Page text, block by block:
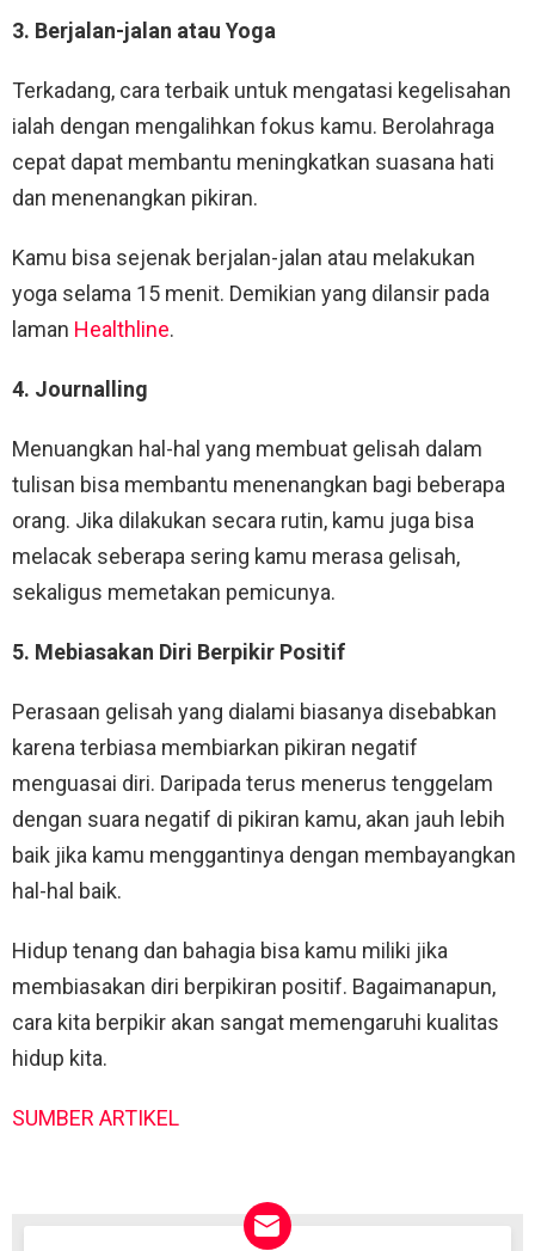
3. Berjalan-jalan atau Yoga
Terkadang, cara terbaik untuk mengatasi kegelisahan
ialah dengan mengalihkan fokus kamu. Berolahraga
cepat dapat membantu meningkatkan suasana hati
dan menenangkan pikiran.
Kamu bisa sejenak berjalan-jalan atau melakukan
yoga selama 15 menit. Demikian yang dilansir pada
laman Healthline.
4. Journalling
Menuangkan hal-hal yang membuat gelisah dalam
tulisan bisa membantu menenangkan bagi beberapa
orang. Jika dilakukan secara rutin, kamu juga bisa
melacak seberapa sering kamu merasa gelisah,
sekaligus memetakan pemicunya.
5. Mebiasakan Diri Berpikir Positif
Perasaan gelisah yang dialami biasanya disebabkan
karena terbiasa membiarkan pikiran negatif
menguasai diri. Daripada terus menerus tenggelam
dengan suara negatif di pikiran kamu, akan jauh lebih
baik jika kamu menggantinya dengan membayangkan
hal-hal baik.
Hidup tenang dan bahagia bisa kamu miliki jika
membiasakan diri berpikiran positif. Bagaimanapun,
cara kita berpikir akan sangat memengaruhi kualitas
hidup kita.
SUMBER ARTIKEL